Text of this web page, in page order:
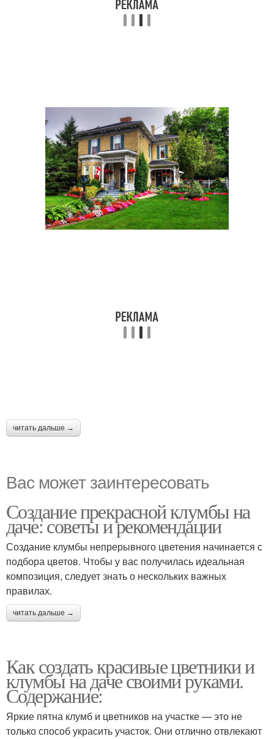
читать дальше →
Вас может заинтересовать
Создание прекрасной клумбы на
даче: советы и рекомендации
Создание клумбы непрерывного цветения начинается с
подбора цветов. Чтобы у вас получилась идеальная
композиция, следует знать о нескольких важных
правилах.
читать дальше →
Как создать красивые цветники и
клумбы на даче своими руками.
Содержание:
Яркие пятна клумб и цветников на участке — это не
только способ украсить участок. Они отлично отвлекают